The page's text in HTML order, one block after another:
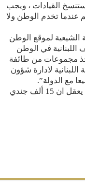
القيادات ، ويجب
عندما تخدم الوطن ولا
الشيعية لموقع الوطن
في الوطن
مجموعات من طائفة
لادارة شؤون
مع الدولة”.
وختم: “علينا ان نستفيد من الدعم الدولي والعالمي لنبني دولة، هل يعقل ان 15 ألف جندي